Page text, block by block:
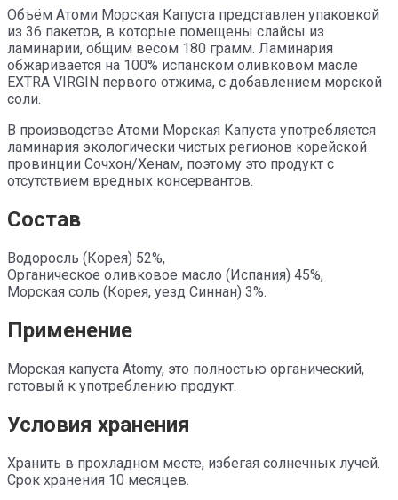
Объём Атоми Морская Капуста представлен упаковкой
из 36 пакетов, в которые помещены слайсы из
ламинарии, общим весом 180 грамм. Ламинария
обжаривается на 100% испанском оливковом масле
EXTRA VIRGIN первого отжима, с добавлением морской
соли.
В производстве Атоми Морская Капуста употребляется
ламинария экологически чистых регионов корейской
провинции Сочхон/Хенам, поэтому это продукт с
отсутствием вредных консервантов.
Состав
Водоросль (Корея) 52%,
Органическое оливковое масло (Испания) 45%,
Морская соль (Корея, уезд Синнан) 3%.
Применение
Морская капуста Atomy, это полностью органический,
готовый к употреблению продукт.
Условия хранения
Хранить в прохладном месте, избегая солнечных лучей.
Срок хранения 10 месяцев.